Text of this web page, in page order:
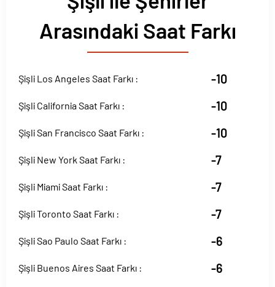
Arasındaki Saat Farkı
Şişli Los Angeles Saat Farkı : -10
Şişli California Saat Farkı : -10
Şişli San Francisco Saat Farkı : -10
Şişli New York Saat Farkı : -7
Şişli Miami Saat Farkı : -7
Şişli Toronto Saat Farkı : -7
Şişli Sao Paulo Saat Farkı : -6
Şişli Buenos Aires Saat Farkı : -6